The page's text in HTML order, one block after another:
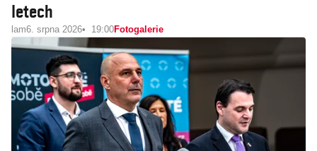
letech
lam6. srpna 2026 19:00Fotogalerie